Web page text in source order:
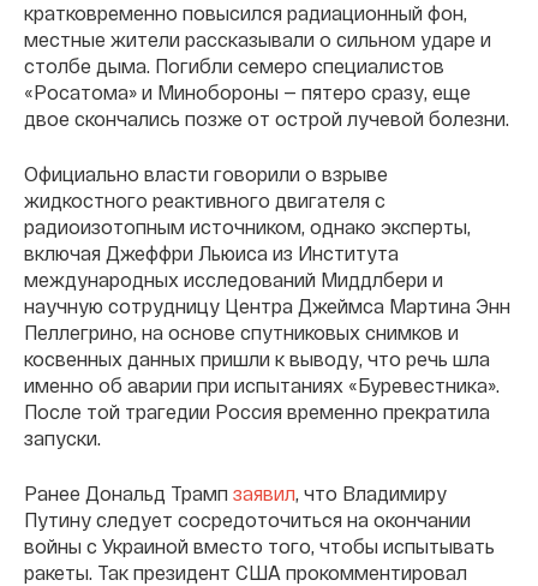
кратковременно повысился радиационный фон,
местные жители рассказывали о сильном ударе и
столбе дыма. Погибли семеро специалистов
«Росатома» и Минобороны — пятеро сразу, еще
двое скончались позже от острой лучевой болезни.
Официально власти говорили о взрыве
жидкостного реактивного двигателя с
радиоизотопным источником, однако эксперты,
включая Джеффри Льюиса из Института
международных исследований Миддлбери и
научную сотрудницу Центра Джеймса Мартина Энн
Пеллегрино, на основе спутниковых снимков и
косвенных данных пришли к выводу, что речь шла
именно об аварии при испытаниях «Буревестника».
После той трагедии Россия временно прекратила
запуски.
Ранее Дональд Трамп заявил, что Владимиру
Путину следует сосредоточиться на окончании
войны с Украиной вместо того, чтобы испытывать
ракеты. Так президент США прокомментировал